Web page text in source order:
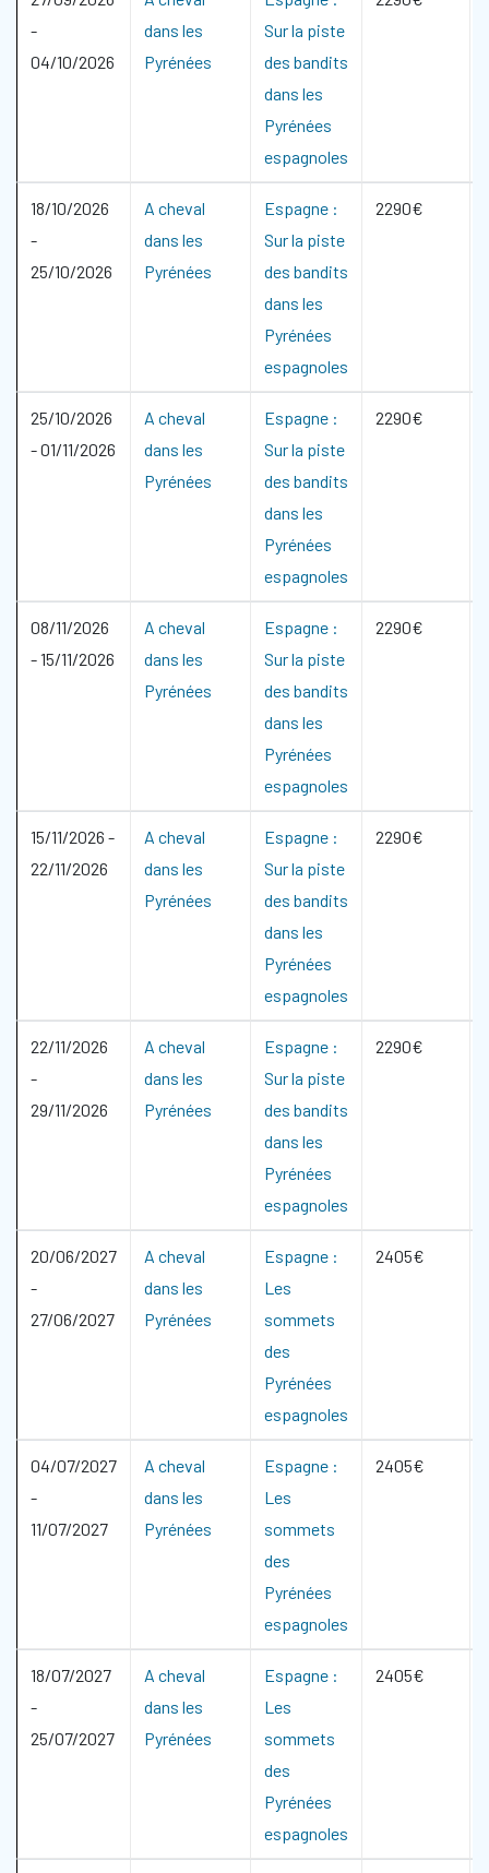
-
04/10/2026
dans les
Pyrénées
Sur la piste
des bandits
dans les
Pyrénées
espagnoles
18/10/2026
-
25/10/2026
A cheval
dans les
Pyrénées
Espagne :
Sur la piste
des bandits
dans les
Pyrénées
espagnoles
2290€
25/10/2026
-01/11/2026
A cheval
dans les
Pyrénées
Espagne :
Sur la piste
des bandits
dans les
Pyrénées
espagnoles
2290€
08/11/2026
-15/11/2026
A cheval
dans les
Pyrénées
Espagne :
Sur la piste
des bandits
dans les
Pyrénées
espagnoles
2290€
15/11/2026 -
22/11/2026
A cheval
dans les
Pyrénées
Espagne :
Sur la piste
des bandits
dans les
Pyrénées
espagnoles
2290€
22/11/2026
-
29/11/2026
A cheval
dans les
Pyrénées
Espagne :
Sur la piste
des bandits
dans les
Pyrénées
espagnoles
2290€
20/06/2027
-
27/06/2027
A cheval
dans les
Pyrénées
Espagne :
Les
sommets
des
Pyrénées
espagnoles
2405€
04/07/2027
-
11/07/2027
A cheval
dans les
Pyrénées
Espagne :
Les
sommets
des
Pyrénées
espagnoles
2405€
18/07/2027
-
25/07/2027
A cheval
dans les
Pyrénées
Espagne :
Les
sommets
des
Pyrénées
espagnoles
2405€